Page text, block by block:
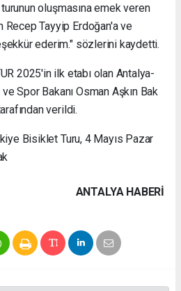
oluşmasına emek veren
Recep Tayyip Erdoğan'a ve
ederim." sözlerini kaydetti.
2025'in ilk etabı olan Antalya-
Spor Bakanı Osman Aşkın Bak
verildi.
Bisiklet Turu, 4 Mayıs Pazar
ANTALYA HABERİ